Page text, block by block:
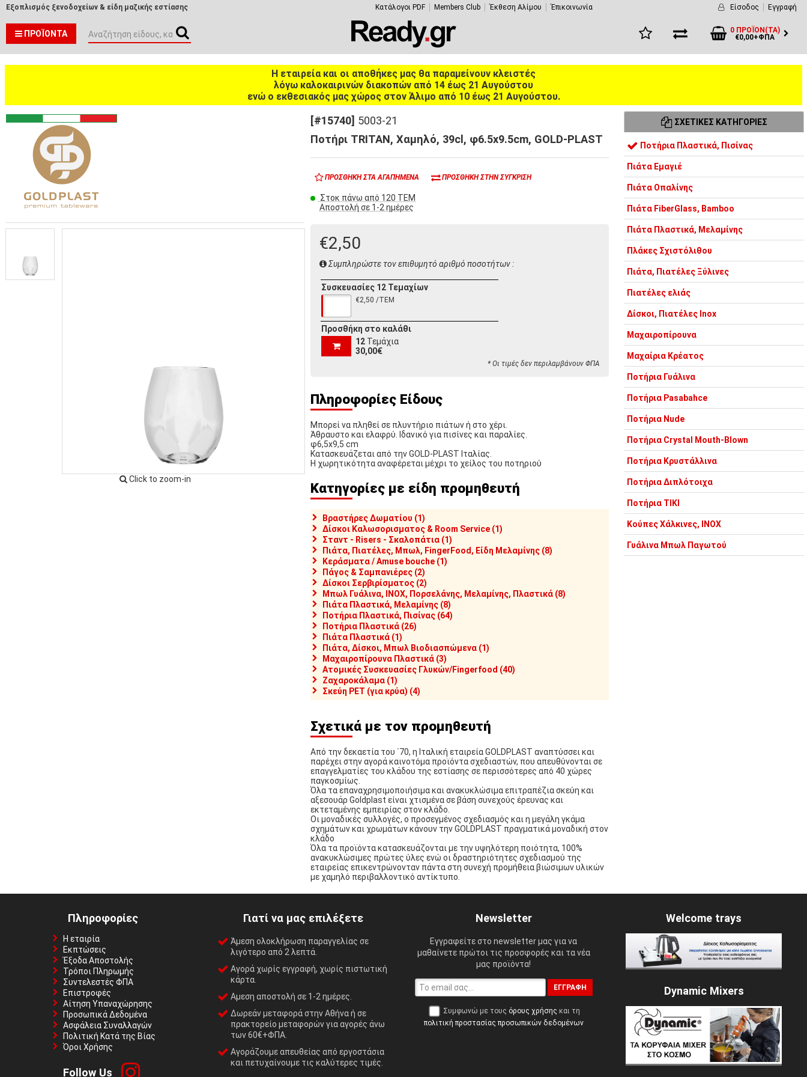
Εξοπλισμός ξενοδοχείων & είδη μαζικής εστίασης Κατάλογοι PDF Members Club Έκθεση Αλίμου Έπικοινωνία Είσοδος Εγγραφή
ΠΡΟΪΌΝΤΑ
0 ΠΡΟΪΌΝ(ΤΑ)
€0,00+ΦΠΑ
Η εταιρεία και οι αποθήκες μας θα παραμείνουν κλειστές
λόγω καλοκαιρινών διακοπών από 14 έως 21 Αυγούστου
ενώ ο εκθεσιακός μας χώρος στον Άλιμο από 10 έως 21 Αυγούστου.
Click to zoom-in
[#15740] 5003-21
Ποτήρι TRITAN, Χαμηλό, 39cl, φ6.5x9.5cm, GOLD-PLAST
ΠΡΟΣΘΉΚΗ ΣΤΑ ΑΓΑΠΗΜΈΝΑ ΠΡΟΣΘΉΚΗ ΣΤΗΝ ΣΎΓΚΡΙΣΗ
Στοκ πάνω από 120 ΤΕΜ
Αποστολή σε 1-2 ημέρες
€2,50
Συμπληρώστε τον επιθυμητό αριθμό ποσοτήτων :
Συσκευασίες 12 Τεμαχίων
€2,50 /ΤΕΜ
Προσθήκη στο καλάθι
12 Τεμάχια
30,00€
* Οι τιμές δεν περιλαμβάνουν ΦΠΑ
Πληροφορίες Είδους
Μπορεί να πληθεί σε πλυντήριο πιάτων ή στο χέρι.
Άθραυστο και ελαφρύ. Ιδανικό για πισίνες και παραλίες.
φ6,5x9,5 cm
Κατασκευάζεται από την GOLD-PLAST Ιταλίας.
Η χωρητικότητα αναφέρεται μέχρι το χείλος του ποτηριού
Κατηγορίες με είδη προμηθευτή
Βραστήρες Δωματίου (1)
Δίσκοι Καλωσορισματος & Room Service (1)
Σταντ - Risers - Σκαλοπάτια (1)
Πιάτα, Πιατέλες, Μπωλ, FingerFood, Είδη Μελαμίνης (8)
Κεράσματα / Amuse bouche (1)
Πάγος & Σαμπανιέρες (2)
Δίσκοι Σερβιρίσματος (2)
Μπωλ Γυάλινα, INOX, Πορσελάνης, Μελαμίνης, Πλαστικά (8)
Πιάτα Πλαστικά, Μελαμίνης (8)
Ποτήρια Πλαστικά, Πισίνας (64)
Ποτήρια Πλαστικά (26)
Πιάτα Πλαστικά (1)
Πιάτα, Δίσκοι, Μπωλ Βιοδιασπώμενα (1)
Μαχαιροπίρουνα Πλαστικά (3)
Ατομικές Συσκευασίες Γλυκών/Fingerfood (40)
Ζαχαροκάλαμα (1)
Σκεύη PET (για κρύα) (4)
Σχετικά με τον προμηθευτή
Από την δεκαετία του ΄70, η Ιταλική εταιρεία GOLDPLAST αναπτύσσει και
παρέχει στην αγορά καινοτόμα προϊόντα σχεδιαστών, που απευθύνονται σε
επαγγελματίες του κλάδου της εστίασης σε περισσότερες από 40 χώρες
παγκοσμίως.
Όλα τα επαναχρησιμοποιήσιμα και ανακυκλώσιμα επιτραπέζια σκεύη και
αξεσουάρ Goldplast είναι χτισμένα σε βάση συνεχούς έρευνας και
εκτεταμένης εμπειρίας στον κλάδο.
Οι μοναδικές συλλογές, ο προσεγμένος σχεδιασμός και η μεγάλη γκάμα
σχημάτων και χρωμάτων κάνουν την GOLDPLAST πραγματικά μοναδική στον
κλάδο
Όλα τα προϊόντα κατασκευάζονται με την υψηλότερη ποιότητα, 100%
ανακυκλώσιμες πρώτες ύλες ενώ οι δραστηριότητες σχεδιασμού της
εταιρείας επικεντρώνονταν πάντα στη συνεχή προμήθεια βιώσιμων υλικών
με χαμηλό περιβαλλοντικό αντίκτυπο.
ΣΧΕΤΙΚΈΣ ΚΑΤΗΓΟΡΊΕΣ
Ποτήρια Πλαστικά, Πισίνας
Πιάτα Εμαγιέ
Πιάτα Οπαλίνης
Πιάτα FiberGlass, Bamboo
Πιάτα Πλαστικά, Μελαμίνης
Πλάκες Σχιστόλιθου
Πιάτα, Πιατέλες Ξύλινες
Πιατέλες ελιάς
Δίσκοι, Πιατέλες Inox
Μαχαιροπίρουνα
Μαχαίρια Κρέατος
Ποτήρια Γυάλινα
Ποτήρια Pasabahce
Ποτήρια Nude
Ποτήρια Crystal Mouth-Blown
Ποτήρια Κρυστάλλινα
Ποτήρια Διπλότοιχα
Ποτήρια TIKI
Κούπες Χάλκινες, INOX
Γυάλινα Μπωλ Παγωτού
Πληροφορίες
Η εταιρία
Εκπτώσεις
Έξοδα Αποστολής
Τρόποι Πληρωμής
Συντελεστές ΦΠΑ
Επιστροφές
Αίτηση Υπαναχώρησης
Προσωπικά Δεδομένα
Ασφάλεια Συναλλαγών
Πολιτική Κατά της Βίας
Όροι Χρήσης
Follow Us
Γιατί να μας επιλέξετε
Άμεση ολοκλήρωση παραγγελίας σε
λιγότερο από 2 λεπτά.
Αγορά χωρίς εγγραφή, χωρίς πιστωτική
κάρτα.
Αμεση αποστολή σε 1-2 ημέρες.
Δωρεάν μεταφορά στην Αθήνα ή σε
πρακτορείο μεταφορών για αγορές άνω
των 60€+ΦΠΑ.
Αγοράζουμε απευθείας από εργοστάσια
και πετυχαίνουμε τις καλύτερες τιμές.
Newsletter
Εγγραφείτε στο newsletter μας για να
μαθαίνετε πρώτοι τις προσφορές και τα νέα
μας προϊόντα!
ΕΓΓΡΑΦΉ
Συμφωνώ με τους όρους χρήσης και τη
πολιτική προστασίας προσωπικών δεδομένων
Welcome trays
Dynamic Mixers